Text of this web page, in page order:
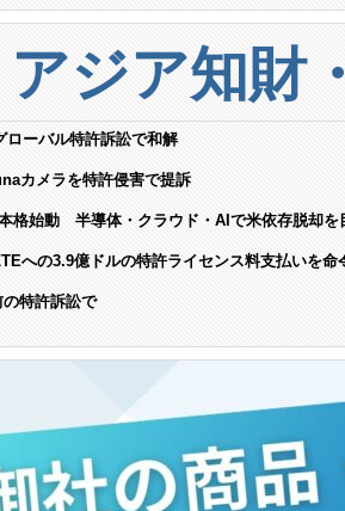
アジア知財
ローバル特許訴訟で和解
カメラを特許侵害で提訴
格始動 半導体・クラウド・AIで米依存脱却を
への3.9億ドルの特許ライセンス料支払いを命
特許訴訟で